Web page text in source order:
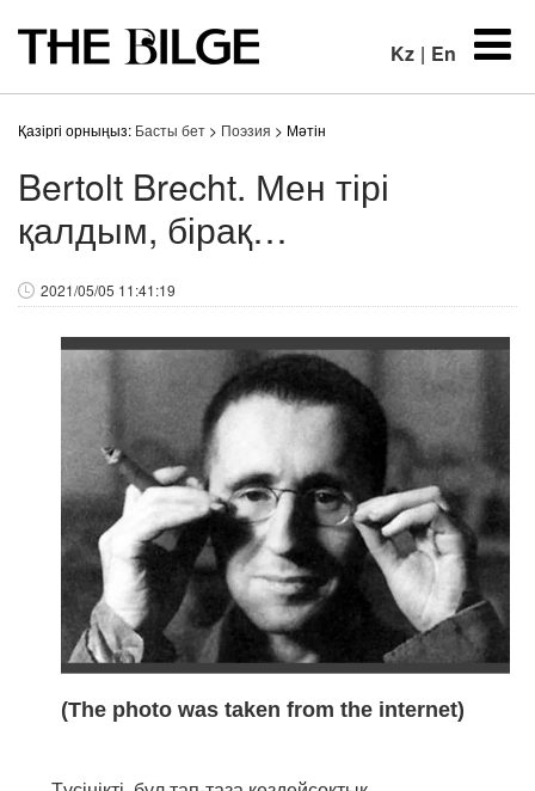
Kz | En
Қазіргі орныңыз: Басты бет > Поэзия > Мәтін
Bertolt Brecht. Мен тірі
қалдым, бірақ…
2021/05/05 11:41:19
(The photo was taken from the internet)